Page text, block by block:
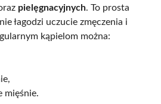
pielęgnacyjnych. To prosta
łagodzi uczucie zmęczenia i
kąpielom można:
mięśnie.